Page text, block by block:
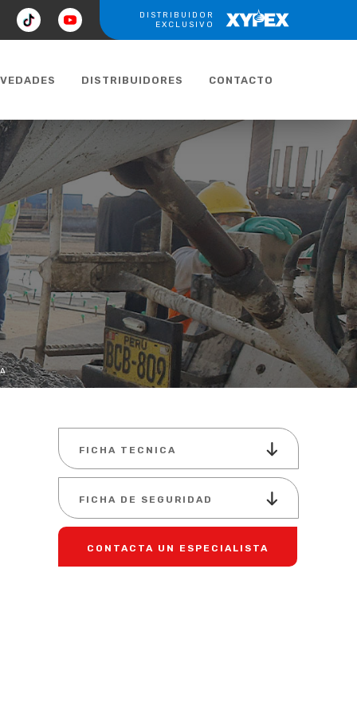
tiktok youtube
DISTRIBUIDOR
EXCLUSIVO
XYPEX
DISTRIBUIDORES CONTACTO
FICHA TECNICA
FICHA DE SEGURIDAD
CONTACTA UN ESPECIALISTA